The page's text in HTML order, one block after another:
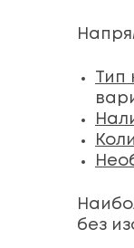
Тип
без